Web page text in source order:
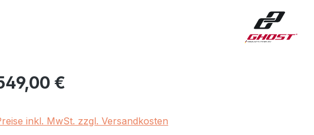
Preis:
€
inkl. MwSt. zzgl. Versandkosten